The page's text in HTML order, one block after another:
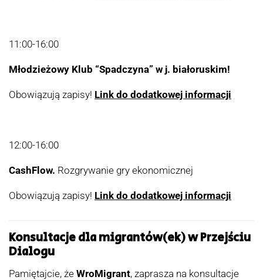
11:00-16:00
Młodzieżowy Klub “Spadczyna” w j. białoruskim!
Obowiązują zapisy! Link do dodatkowej informacji
12:00-16:00
CashFlow. Rozgrywanie gry ekonomicznej
Obowiązują zapisy! Link do dodatkowej informacji
Konsultacje dla migrantów(ek) w Przejściu
Dialogu
Pamiętajcie, że WroMigrant, zaprasza na konsultacje